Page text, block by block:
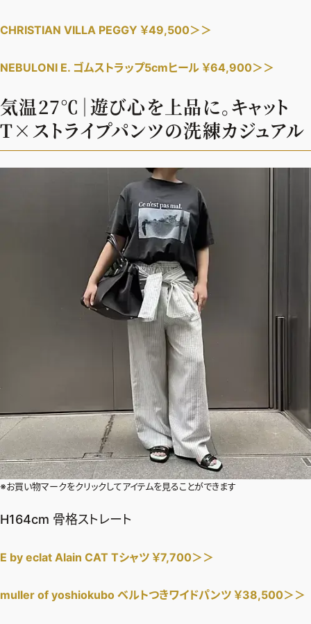
CHRISTIAN VILLA PEGGY ￥49,500＞＞
NEBULONI E. ゴムストラップ5cmヒール ￥64,900＞＞
気温27℃｜遊び心を上品に。キャット
T×ストライプパンツの洗練カジュアル
※お買い物マークをクリックしてアイテムを見ることができます
H164cm 骨格ストレート
E by eclat Alain CAT Tシャツ ￥7,700＞＞
muller of yoshiokubo ベルトつきワイドパンツ ￥38,500＞＞